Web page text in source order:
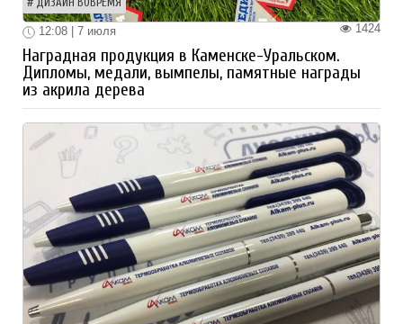
ДИЗАЙН ВОВРЕМЯ
1424
12:08 | 7 июля
Наградная продукция в Каменске-Уральском.
Дипломы, медали, вымпелы, памятные награды
из акрила дерева